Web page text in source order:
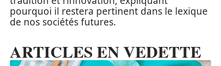
pourquoi il restera pertinent dans le lexique
de nos sociétés futures.
ARTICLES EN VEDETTE